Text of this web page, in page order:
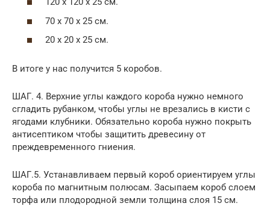
70 х 70 х 25 см.
20 х 20 х 25 см.
В итоге у нас получится 5 коробов.
ШАГ. 4. Верхние углы каждого короба нужно немного
сгладить рубанком, чтобы углы не врезались в кисти с
ягодами клубники. Обязательно короба нужно покрыть
антисептиком чтобы защитить древесину от
преждевременного гниения.
ШАГ.5. Устанавливаем первый короб ориентируем углы
короба по магнитным полюсам. Засыпаем короб слоем
торфа или плодородной земли толщина слоя 15 см.